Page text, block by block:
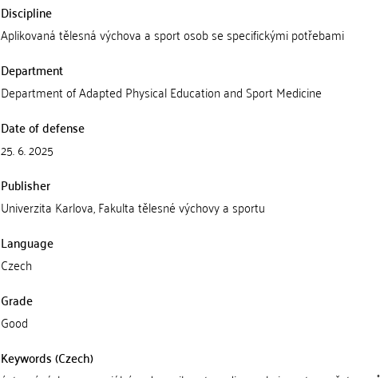
Discipline
Aplikovaná tělesná výchova a sport osob se specifickými potřebami
Department
Department of Adapted Physical Education and Sport Medicine
Date of defense
25. 6. 2025
Publisher
Univerzita Karlova, Fakulta tělesné výchovy a sportu
Language
Czech
Grade
Good
Keywords (Czech)